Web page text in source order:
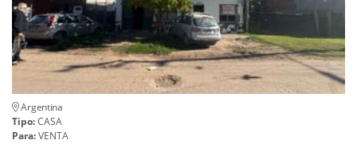
Argentina
Tipo:CASA
Para:VENTA